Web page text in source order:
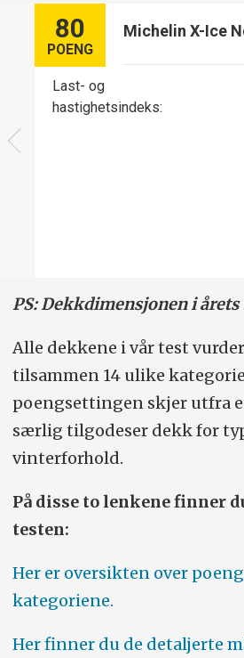
Michelin X-Ice
80
POENG
Last- og
hastighetsindeks:
PS: Dekkdimensjonen i årets
Alle dekkene i vår test
tilsammen 14 ulike
poengsettingen skjer utfra
særlig tilgodeser dekk for
vinterforhold.
På disse to lenkene finner
testen:
Her er oversikten over
kategoriene.
Her finner du de detaljerte